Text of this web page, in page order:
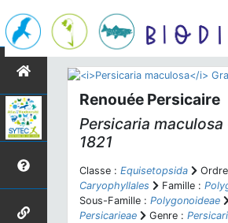
Renouée Persicaire
Persicaria maculosa
1821
Classe : Equisetopsida
Caryophyllales
Famille :
Sous-Famille : Polygonoideae
Persicarieae
Genre :